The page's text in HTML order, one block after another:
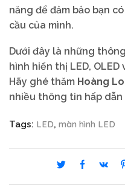
năng để đảm bảo bạn
cầu của mình.
Dưới đây là những
hình hiển thị LED,
Hãy ghé thăm Hoàng
nhiều thông tin hấp dẫn
Tags: LED, màn hình LED